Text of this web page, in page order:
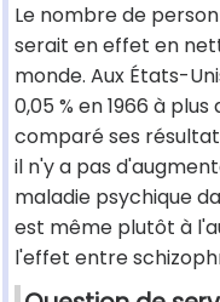
Le nombre de
serait en effet en
monde. Aux États-
0,05 % en 1966 à
comparé ses
il n'y a pas
maladie psychique
est même plutôt à
l'effet entre